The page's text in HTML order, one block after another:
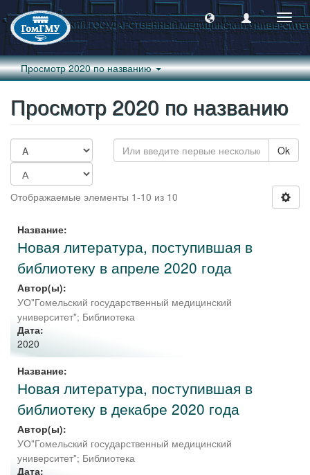
Просмотр 2020 по названию
Просмотр 2020 по названию
Ok
Отображаемые элементы 1-10 из 10
Название:
Новая литература, поступившая в
библиотеку в апреле 2020 года
Автор(ы):
УО"Гомельский государственный медицинский
университет"; Библиотека
Дата:
2020
Название:
Новая литература, поступившая в
библиотеку в декабре 2020 года
Автор(ы):
УО"Гомельский государственный медицинский
университет"; Библиотека
Дата: